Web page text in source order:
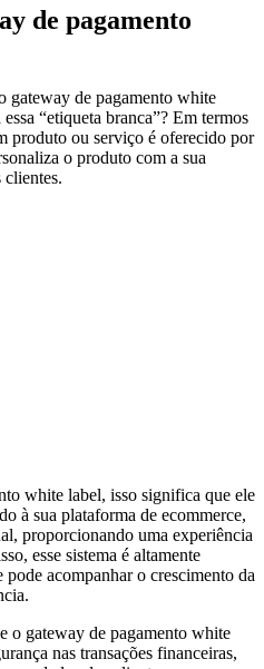
de pagamento
gateway de pagamento white
“etiqueta branca”? Em termos
produto ou serviço é oferecido por
o produto com a sua
clientes.
white label, isso significa que ele
à sua plataforma de ecommerce,
proporcionando uma experiência
esse sistema é altamente
acompanhar o crescimento da
o gateway de pagamento white
nas transações financeiras,